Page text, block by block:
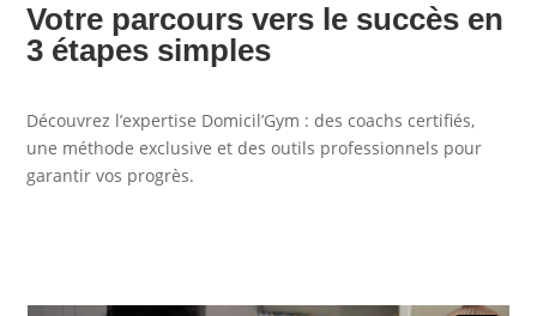
Votre parcours vers le succès en
3 étapes simples
Découvrez l’expertise Domicil’Gym : des coachs certifiés,
une méthode exclusive et des outils professionnels pour
garantir vos progrès.